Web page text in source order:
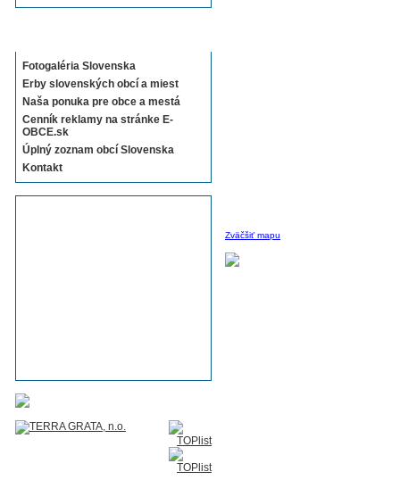
Fotogaléria Slovenska
Erby slovenských obcí a miest
Naša ponuka pre obce a mestá
Cenník reklamy na stránke E-
OBCE.sk
Úplný zoznam obcí Slovenska
Kontakt
Zväčšiť mapu